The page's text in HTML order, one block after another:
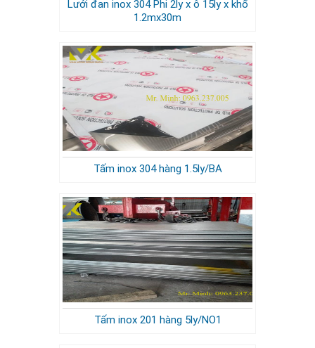
Lưới đan inox 304 Phi 2ly x ô 15ly x khổ
1.2mx30m
Tấm inox 304 hàng 1.5ly/BA
Tấm inox 201 hàng 5ly/NO1